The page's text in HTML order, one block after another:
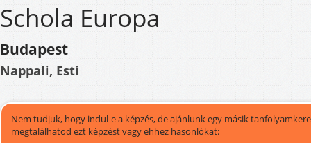
Schola Europa
Budapest
Nappali, Esti
Nem tudjuk, hogy indul-e a képzés, de ajánlunk egy másik
megtalálhatod ezt képzést vagy ehhez hasonlókat: